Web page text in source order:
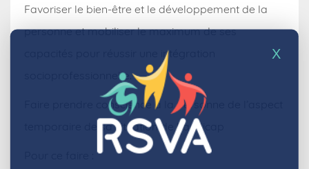
Favoriser le bien-être et le développement de la
personne et mobiliser le maximum de ses
capacités pour réussir une intégration
socioprofessionnelle.
Faire prendre conscience à la personne de l’aspect
temporaire de sa situation de handicap
X